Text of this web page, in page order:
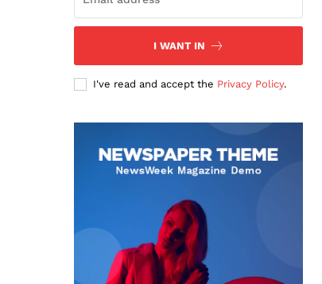
I WANT IN
I've read and accept the Privacy Policy.